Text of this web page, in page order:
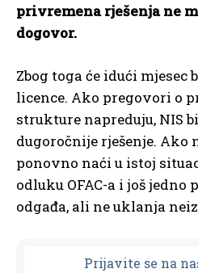
privremena rješenja ne
dogovor.
Zbog toga će idući
licence. Ako pregovori o
strukture napreduju, NIS
dugoročnije rješenje. Ako
ponovno naći u istoj
odluku OFAC-a i još jedno
odgađa, ali ne uklanja
Prijavite se na